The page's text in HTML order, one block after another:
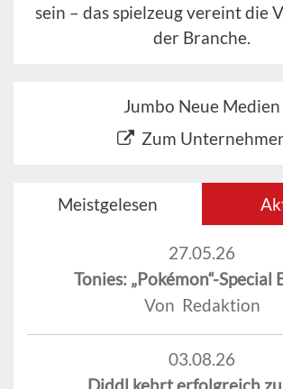
sein – das spielzeug vereint die
der Branche.
Jumbo Neue Medien
Zum
Meistgelesen
27.05.26
Tonies: „Pokémon“-Special
Von Redaktion
03.08.26
Diddl kehrt erfolgreich